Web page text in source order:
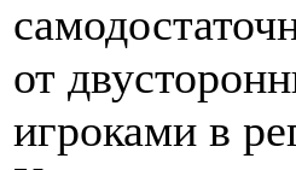
от
игроками в